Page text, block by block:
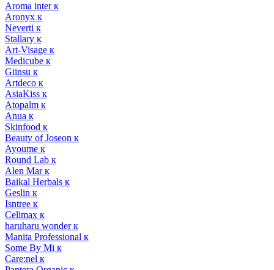
Aroma inter к
Aronyx к
Neverti к
Stallary к
Art-Visage к
Medicube к
Giinsu к
Artdeco к
AsiaKiss к
Atopalm к
Anua к
Skinfood к
Beauty of Joseon к
Ayoume к
Round Lab к
Alen Mar к
Baikal Herbals к
Geslin к
Isntree к
Celimax к
haruharu wonder к
Manita Professional к
Some By Mi к
Care:nel к